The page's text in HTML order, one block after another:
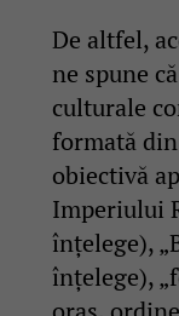
De altfel,
ne spune
culturale
formată
obiectivă
Imperiului
înțelege),
înțelege),